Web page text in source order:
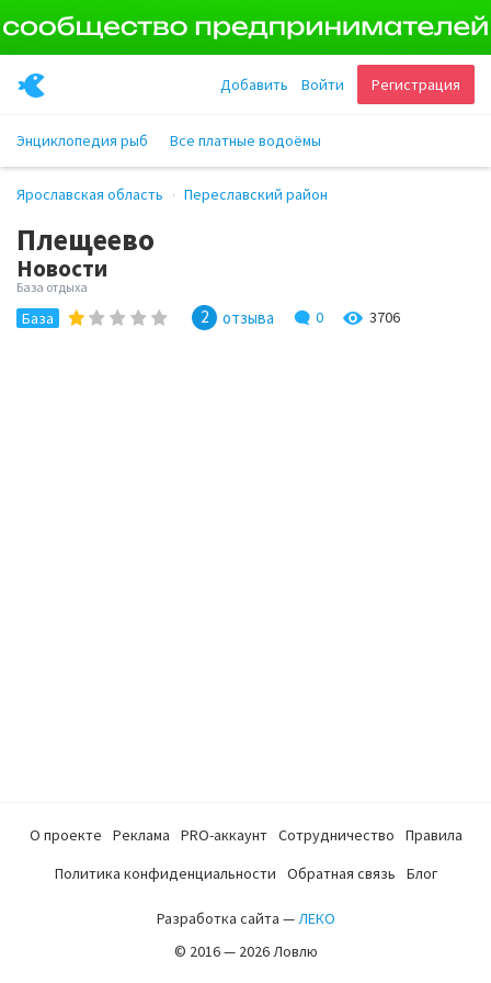
Регистрация
Войти
Добавить
Энциклопедия рыб Все платные водоёмы
Ярославская область Переславский район
Плещеево
Новости
База отдыха
База 2 отзыва 0 3706
О проекте Реклама PRO-аккаунт Сотрудничество
Правила
Политика конфиденциальности
Обратная связь Блог
Разработка сайта —ЛЕКО
© 2016 — 2026 Ловлю